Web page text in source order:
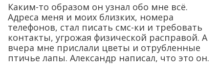
Каким-то образом он узнал обо мне всё.
Адреса меня и моих близких, номера
телефонов, стал писать смс-ки и требовать
контакты, угрожая физической расправой. А
вчера мне прислали цветы и отрубленные
птичье лапы. Александр написал, что это он.